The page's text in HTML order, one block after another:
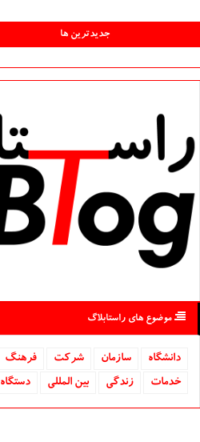
جدیدترین ها
موضوع های راستابلاگ
دانشگاه‌ سازمان شركت
فرهنگ
خدمات
زندگی بین المللی دستگاه